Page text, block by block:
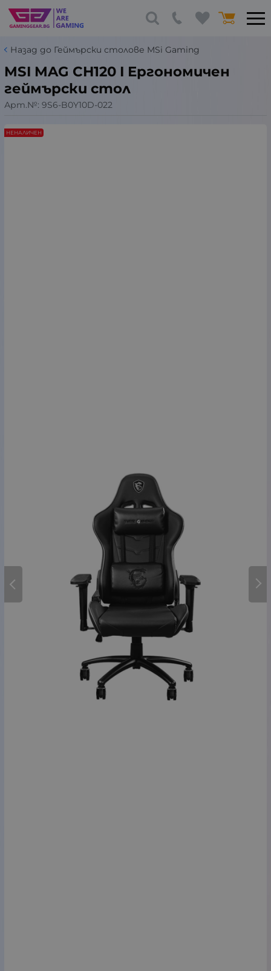
Назад до Геймърски столове MSi Gaming
MSI MAG CH120 I Ергономичен
геймърски стол
Арт.№: 9S6-B0Y10D-022
НЕНАЛИЧЕН